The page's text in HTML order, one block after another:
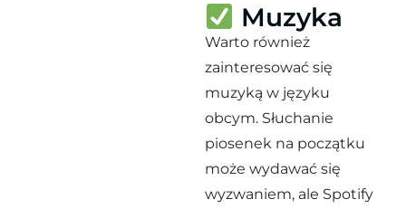
Muzyka
Warto również
zainteresować się
muzyką w języku
obcym. Słuchanie
piosenek na początku
może wydawać się
wyzwaniem, ale Spotify